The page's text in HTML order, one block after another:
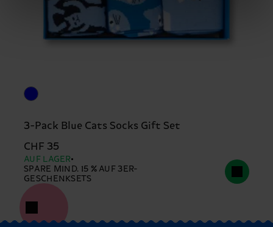
3-Pack Blue Cats Socks Gift Set
CHF 35
AUF LAGER
SPARE MIND. 15 % AUF 3ER-
GESCHENKSETS